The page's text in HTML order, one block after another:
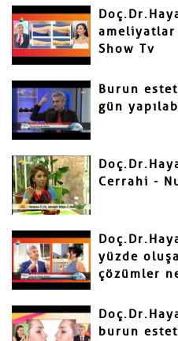
Show Tv
Burun
gün
Cerrahi -
yüzde
çözümler
burun